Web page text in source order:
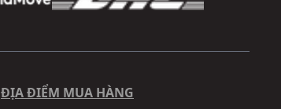
ĐỊA ĐIỂM MUA HÀNG